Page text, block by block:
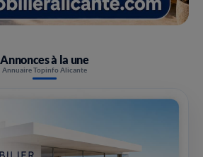
Annonces à la une
Annuaire Topinfo Alicante